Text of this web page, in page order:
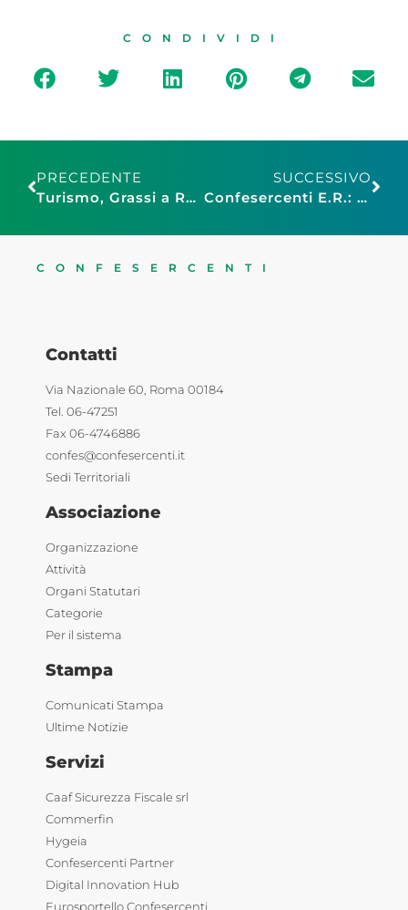
CONDIVIDI
PRECEDENTE
Turismo, Grassi a Radio Kiss Kiss: “Mondo della notte dimenticato, servono misure concrete a sostegno del settore”
SUCCESSIVO
Confesercenti E.R.: Alberghi e città d’arte in maggiore affanno
CONFESERCENTI
Contatti
Via Nazionale 60, Roma 00184
Tel. 06-47251
Fax 06-4746886
confes@confesercenti.it
Sedi Territoriali
Associazione
Organizzazione
Attività
Organi Statutari
Categorie
Per il sistema
Stampa
Comunicati Stampa
Ultime Notizie
Servizi
Caaf Sicurezza Fiscale srl
Commerfin
Hygeia
Confesercenti Partner
Digital Innovation Hub
Eurosportello Confesercenti